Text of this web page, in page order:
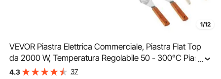
1/12
VEVOR Piastra Elettrica Commerciale, Piastra Flat Top
da 2000 W, Temperatura Regolabile 50 - 300°C Piastra
in Acciaio Inossidabile 36 x 30 x 1 cm con 2 Pale e 2
...
4.3 37